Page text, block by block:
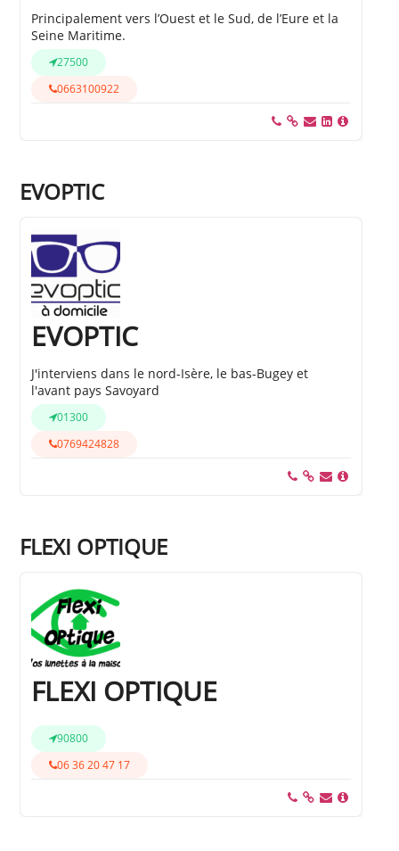
Principalement vers l’Ouest et le Sud, de l’Eure et la
Seine Maritime.
27500
0663100922
EVOPTIC
EVOPTIC
J'interviens dans le nord-Isère, le bas-Bugey et
l'avant pays Savoyard
01300
0769424828
FLEXI OPTIQUE
FLEXI OPTIQUE
90800
06 36 20 47 17